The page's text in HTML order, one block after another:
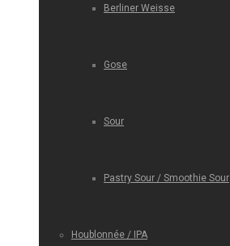
Berliner Weisse
Gose
Sour
Pastry Sour / Smoothie Sour
Houblonnée / IPA